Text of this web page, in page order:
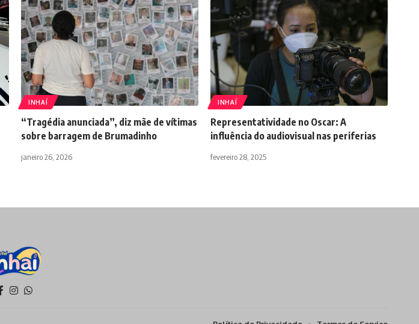
INHAÍ
“Tragédia anunciada”, diz mãe de vítimas
sobre barragem de Brumadinho
janeiro 26, 2026
INHAÍ
Representatividade no Oscar: A
influência do audiovisual nas periferias
fevereiro 28, 2025